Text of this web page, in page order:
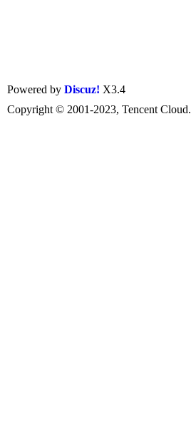
Powered by Discuz! X3.4
Copyright © 2001-2023, Tencent Cloud.